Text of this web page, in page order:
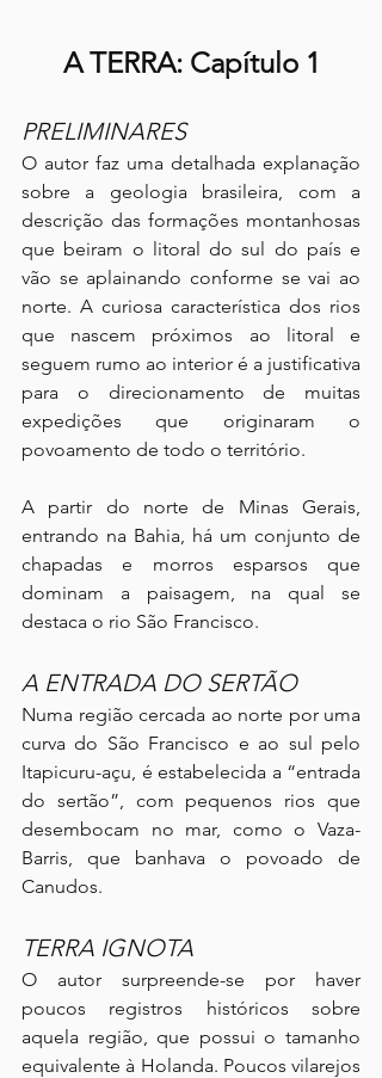
A TERRA: Capítulo 1
PRELIMINARES
O autor faz uma detalhada explanação
sobre a geologia brasileira, com a
descrição das formações montanhosas
que beiram o litoral do sul do país e
vão se aplainando conforme se vai ao
norte. A curiosa característica dos rios
que nascem próximos ao litoral e
seguem rumo ao interior é a justificativa
para o direcionamento de muitas
expedições que originaram o
povoamento de todo o território.
A partir do norte de Minas Gerais,
entrando na Bahia, há um conjunto de
chapadas e morros esparsos que
dominam a paisagem, na qual se
destaca o rio São Francisco.
A ENTRADA DO SERTÃO
Numa região cercada ao norte por uma
curva do São Francisco e ao sul pelo
Itapicuru-açu, é estabelecida a “entrada
do sertão”, com pequenos rios que
desembocam no mar, como o Vaza-
Barris, que banhava o povoado de
Canudos.
TERRA IGNOTA
O autor surpreende-se por haver
poucos registros históricos sobre
aquela região, que possui o tamanho
equivalente à Holanda. Poucos vilarejos